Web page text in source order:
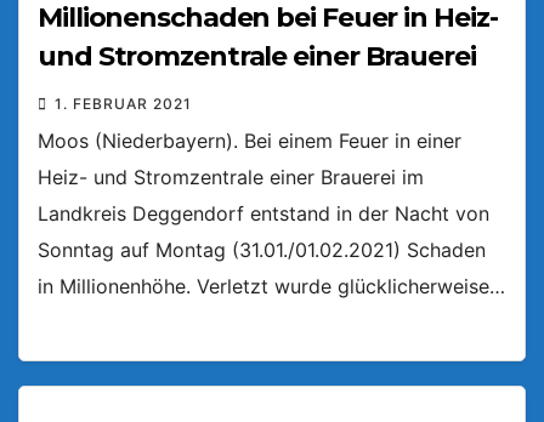
Millionenschaden bei Feuer in Heiz-
und Stromzentrale einer Brauerei
1. FEBRUAR 2021
Moos (Niederbayern). Bei einem Feuer in einer
Heiz- und Stromzentrale einer Brauerei im
Landkreis Deggendorf entstand in der Nacht von
Sonntag auf Montag (31.01./01.02.2021) Schaden
in Millionenhöhe. Verletzt wurde glücklicherweise…